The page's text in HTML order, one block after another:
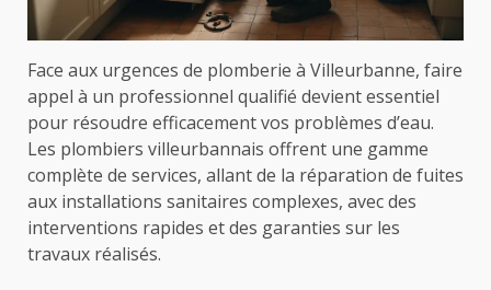
Face aux urgences de plomberie à Villeurbanne, faire
appel à un professionnel qualifié devient essentiel
pour résoudre efficacement vos problèmes d’eau.
Les plombiers villeurbannais offrent une gamme
complète de services, allant de la réparation de fuites
aux installations sanitaires complexes, avec des
interventions rapides et des garanties sur les
travaux réalisés.